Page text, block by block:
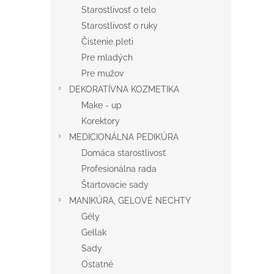
Starostlivosť o telo
Starostlivosť o ruky
Čistenie pleti
Pre mladých
Pre mužov
DEKORATÍVNA KOZMETIKA
Make - up
Korektory
MEDICIONÁLNA PEDIKÚRA
Domáca starostlivosť
Profesionálna rada
Štartovacie sady
MANIKÚRA, GELOVÉ NECHTY
Gély
Gellak
Sady
Ostatné